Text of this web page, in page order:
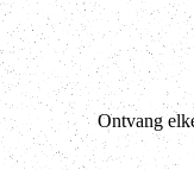
Ontvang